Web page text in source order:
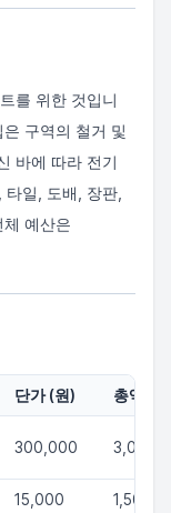
를 위한 것입니
구역의 철거 및
바에 따라 전기
일, 도배, 장판,
예산은
단가 (원) 총액 (
300,000
15,000